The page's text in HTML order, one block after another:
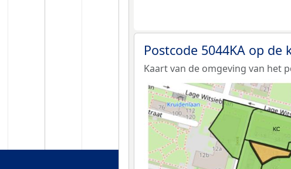
Postcode 5044KA op de
Kaart van de omgeving van het